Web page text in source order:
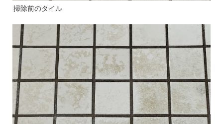
掃除前のタイル